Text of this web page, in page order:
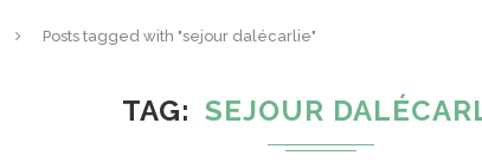
Posts tagged with "sejour dalécarlie"
TAG SEJOUR